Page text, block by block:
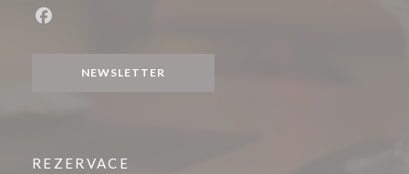
NEWSLETTER
REZERVACE